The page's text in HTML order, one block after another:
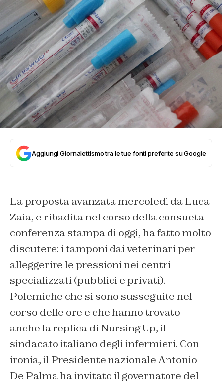
Aggiungi Giornalettismo tra le tue fonti preferite su Google
La proposta avanzata mercoledì da Luca
Zaia, e ribadita nel corso della consueta
conferenza stampa di oggi, ha fatto molto
discutere: i tamponi dai veterinari per
alleggerire le pressioni nei centri
specializzati (pubblici e privati).
Polemiche che si sono susseguite nel
corso delle ore e che hanno trovato
anche la replica di Nursing Up, il
sindacato italiano degli infermieri. Con
ironia, il Presidente nazionale Antonio
De Palma ha invitato il governatore del